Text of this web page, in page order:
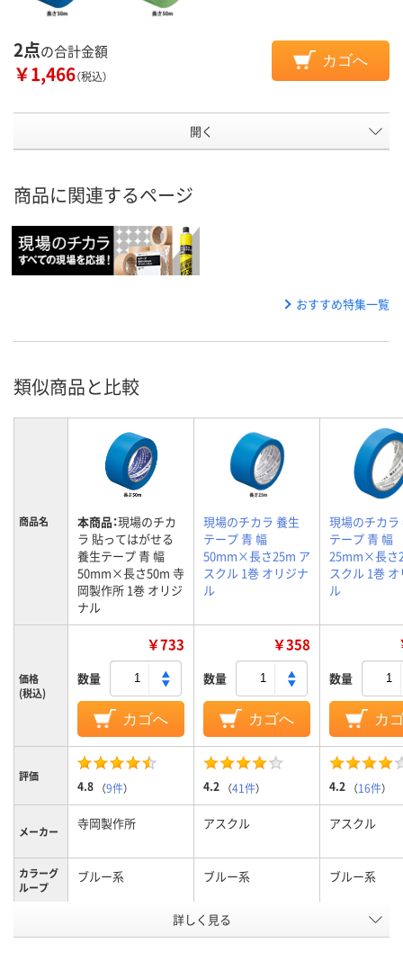
2点の合計金額
￥1,466（税込）
カゴへ
開く
商品に関連するページ
おすすめ特集一覧
類似商品と比較
商品名 本商品：現場のチカ
ラ 貼ってはがせる
養生テープ 青 幅
50mm×長さ50m 寺
岡製作所 1巻 オリジ
ナル
現場のチカラ 養生
テープ 青 幅
50mm×長さ25m ア
スクル 1巻 オリジナ
ル
現場のチカラ
テープ 青 幅
25mm×長さ
スクル 1巻
ル
価格
(税込)
￥733
数量
カゴへ
￥358
数量
カゴへ
数量
カ
評価
4.8 （9件） 4.2 （41件） 4.2 （16件）
メーカー 寺岡製作所 アスクル アスクル
カラーグ
ループ
ブルー系 ブルー系 ブルー系
35 10 10
詳しく見る